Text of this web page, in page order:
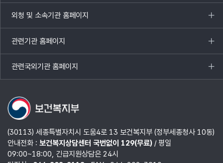
열기
외청 및 소속기관 홈페이지
목록
열기
관련기관 홈페이지
목록
열기
관련국외기관 홈페이지
목록
열기
(30113) 세종특별자치시 도움4로 13 보건복지부 (정부세종청사 10동)
안내전화 : 보건복지상담센터 국번없이 129(무료)/ 평일
09:00~18:00, 긴급지원상담은 24시